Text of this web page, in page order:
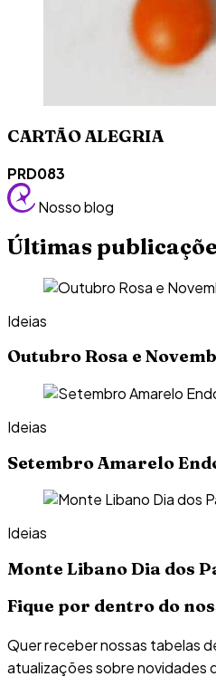
CARTÃO ALEGRIA
PRD083
Nosso blog
Últimas
Ideias
Outubro Rosa e
Ideias
Setembro Amarelo
Ideias
Monte Libano Dia dos
Fique por dentro do
Quer receber nossas tabelas
atualizações sobre novidades